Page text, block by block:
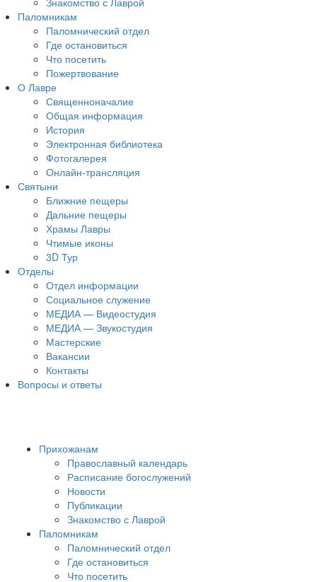
Паломникам
Паломнический отдел
Где остановиться
Что посетить
Пожертвование
О Лавре
Священноначалие
Общая информация
История
Электронная библиотека
Фотогалерея
Онлайн-трансляция
Святыни
Ближние пещеры
Дальние пещеры
Храмы Лавры
Чтимые иконы
3D Тур
Отделы
Отдел информации
Социальное служение
МЕДИА — Видеостудия
МЕДИА — Звукостудия
Мастерские
Вакансии
Контакты
Вопросы и ответы
Прихожанам
Православный календарь
Расписание богослужений
Новости
Публикации
Знакомство с Лаврой
Паломникам
Паломнический отдел
Где остановиться
Что посетить